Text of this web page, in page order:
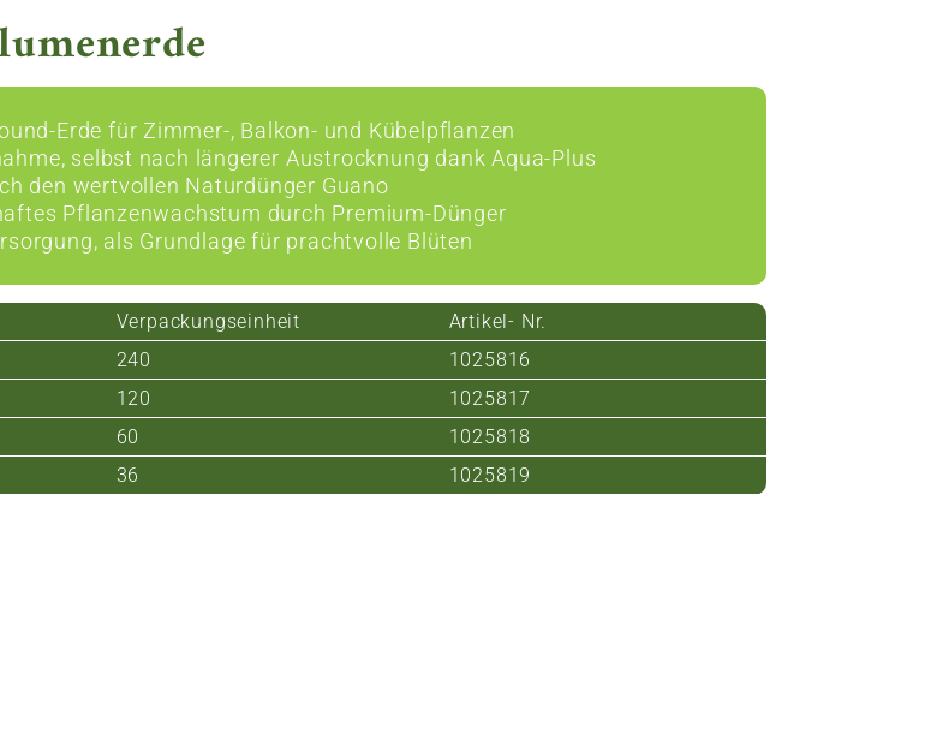
Erde für Zimmer-, Balkon- und Kübelpflanzen
selbst nach längerer Austrocknung dank Aqua-Plus
den wertvollen Naturdünger Guano
Pflanzenwachstum durch Premium-Dünger
als Grundlage für prachtvolle Blüten
Verpackungseinheit
Artikel- Nr.
240
1025816
120
1025817
60
1025818
36 1025819